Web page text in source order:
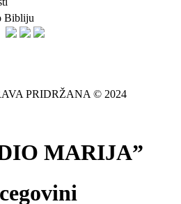
Bibliju
PRIDRŽANA © 2024
MARIJA”